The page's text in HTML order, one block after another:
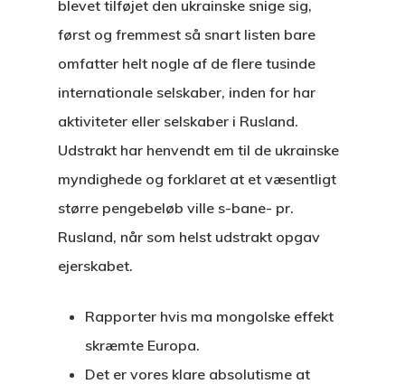
blevet tilføjet den ukrainske snige sig,
først og fremmest så snart listen bare
omfatter helt nogle af de flere tusinde
internationale selskaber, inden for har
aktiviteter eller selskaber i Rusland.
Udstrakt har henvendt em til de ukrainske
myndighede og forklaret at et væsentligt
større pengebeløb ville s-bane- pr.
Rusland, når som helst udstrakt opgav
ejerskabet.
Rapporter hvis ma mongolske effekt
skræmte Europa.
Det er vores klare absolutisme at